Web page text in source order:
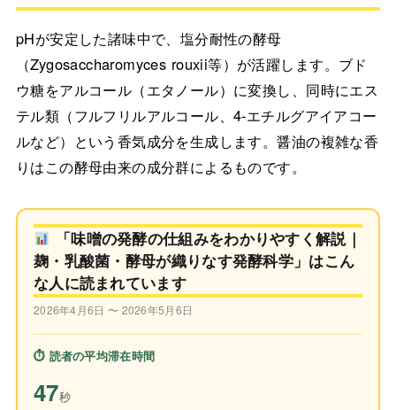
pHが安定した諸味中で、塩分耐性の酵母
（Zygosaccharomyces rouxii等）が活躍します。ブド
ウ糖をアルコール（エタノール）に変換し、同時にエス
テル類（フルフリルアルコール、4-エチルグアイアコー
ルなど）という香気成分を生成します。醤油の複雑な香
りはこの酵母由来の成分群によるものです。
「味噌の発酵の仕組みをわかりやすく解説｜
麹・乳酸菌・酵母が織りなす発酵科学」はこん
な人に読まれています
2026年4月6日 〜 2026年5月6日
⏱ 読者の平均滞在時間
47秒